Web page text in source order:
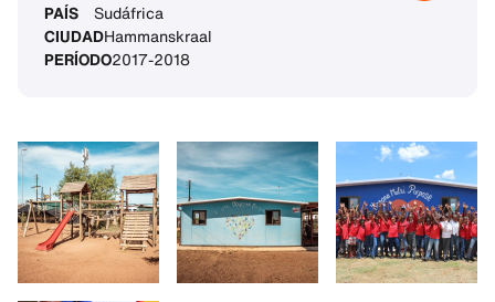
PAÍS Sudáfrica
CIUDADHammanskraal
PERÍODO2017-2018